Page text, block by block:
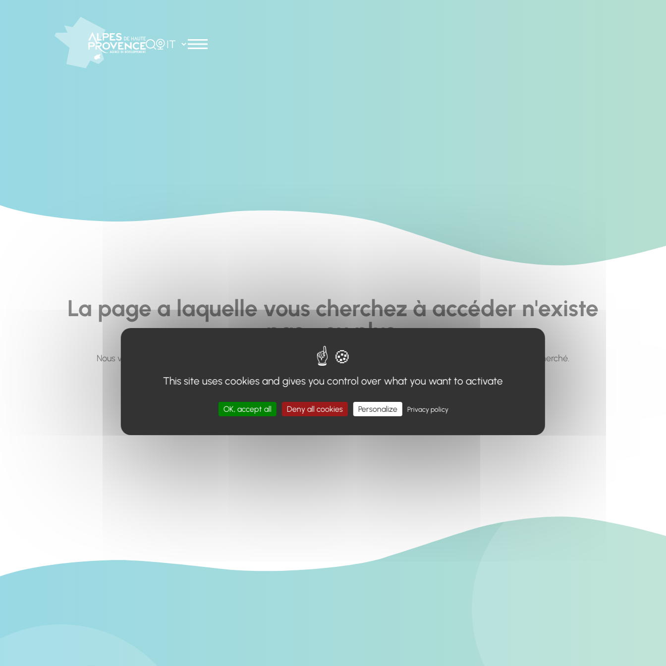
Rechercher
Choisir la langue
La page a laquelle vous cherchez à accéder n'existe
pas... ou plus.
Nous vous invitons à utiliser le moteur de recherche en haut de page, ou à utiliser le menu pour trouver le contenu recherché.
Retour à l'accueil
This site uses cookies and gives you control over what you want to activate
OK, accept all Deny all cookies Personalize Privacy policy